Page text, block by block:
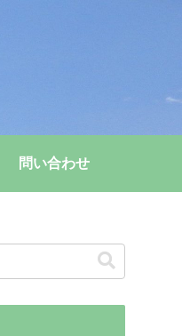
問い合わせ